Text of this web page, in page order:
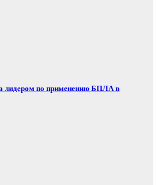
лидером по применению БПЛА в